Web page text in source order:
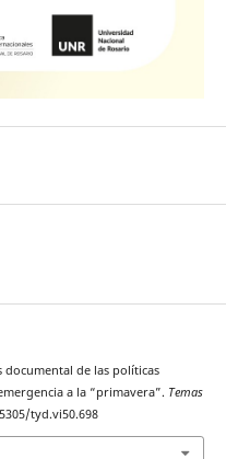
documental de las políticas
a la “primavera”. Temas
tyd.vi50.698